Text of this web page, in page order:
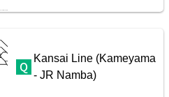
Kansai Line (Kameyama
- JR Namba)